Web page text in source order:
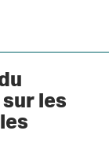
les